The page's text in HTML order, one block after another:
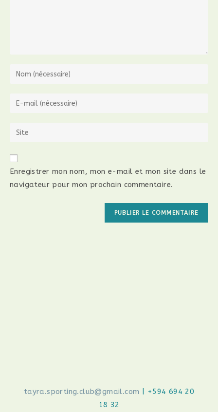
Enregistrer mon nom, mon e-mail et mon site dans le
navigateur pour mon prochain commentaire.
tayra.sporting.club@gmail.com | +594 694 20
18 32